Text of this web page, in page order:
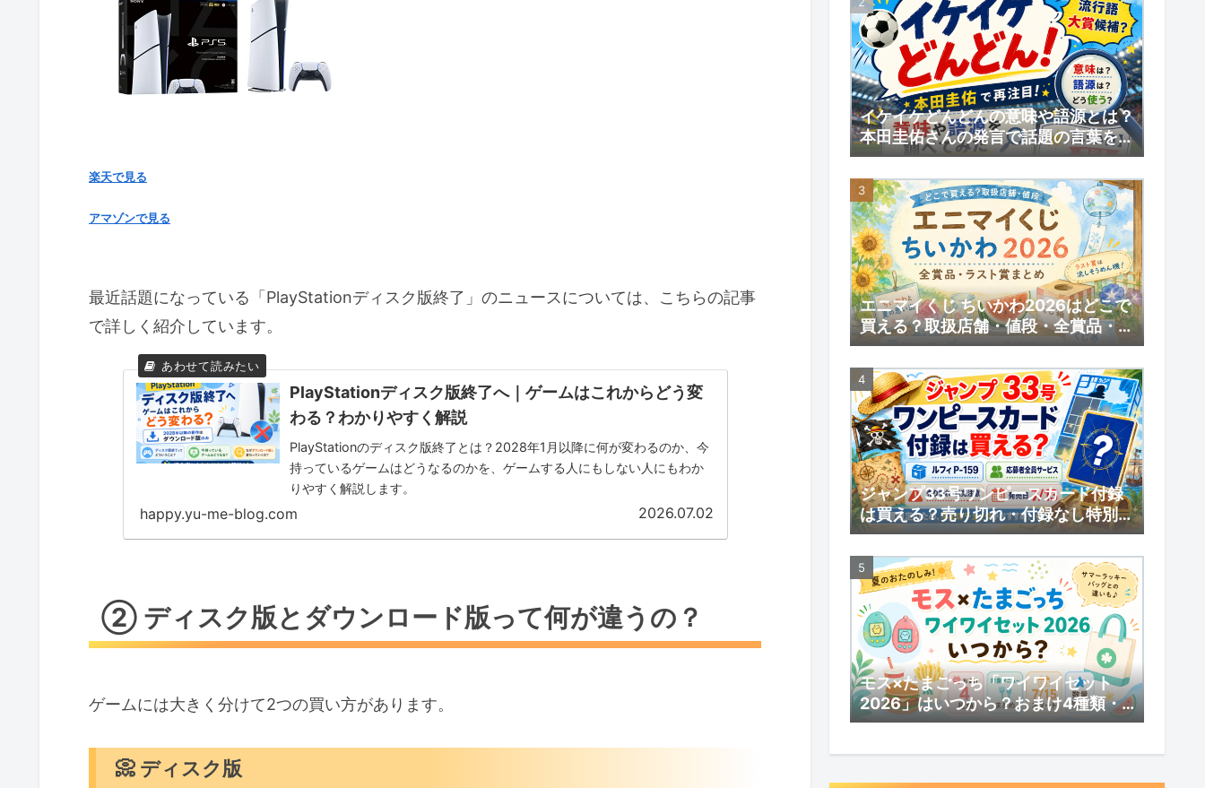
楽天で見る
アマゾンで見る
最近話題になっている「PlayStationディスク版終了」のニュースについては、こちらの記事
で詳しく紹介しています。
PlayStationディスク版終了へ｜ゲームはこれからどう変
わる？わかりやすく解説
PlayStationのディスク版終了とは？2028年1月以降に何が変わるのか、今
持っているゲームはどうなるのかを、ゲームする人にもしない人にもわか
りやすく解説します。
happy.yu-me-blog.com 2026.07.02
② ディスク版とダウンロード版って何が違うの？
ゲームには大きく分けて2つの買い方があります。
📀 ディスク版
イケイケどんどんの意味や語源とは？
本田圭佑さんの発言で話題の言葉を調
べてみた｜【いい日】増刊号
エニマイくじ ちいかわ2026はどこで
買える？取扱店舗・値段・全賞品・ラ
スト賞まとめ
ジャンプ33号ワンピースカード付録
は買える？売り切れ・付録なし特別版
の受注販売・応募者全員サービスまと
め
モス×たまごっち「ワイワイセット
2026」はいつから？おまけ4種類・
対象メニューまとめ